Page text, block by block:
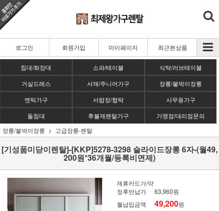
로그인 회원가입 마이페이지 최근본상품
침대/화장대 소파/테이블
식탁/러브테이블
거실드레스
서재/주니어가구
장롱/붙박이장롱
엔틱가구
서랍장/협탁
사무용가구
돌침대
후불제렌탈가구
가맹점/대리점문의
장롱/붙박이장롱
고급장롱-렌탈
[기성품미닫이렌탈]-[KKP]5278-3298 슬라이드장롱 6자-(월49,
200원*36개월/등록비면제)
제휴카드가/약
정후반납가
63,960원
월납입금액
49,200원